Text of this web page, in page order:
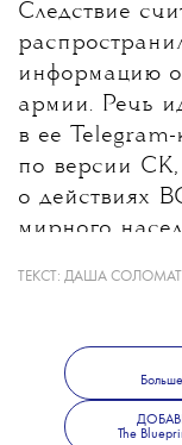
Следствие
информацию о
армии. Речь
в ее Telegram-
по версии СК,
о действиях
мирного
Какие именно
не уточнило.
также
об
ТЕКСТ: ДАША
The